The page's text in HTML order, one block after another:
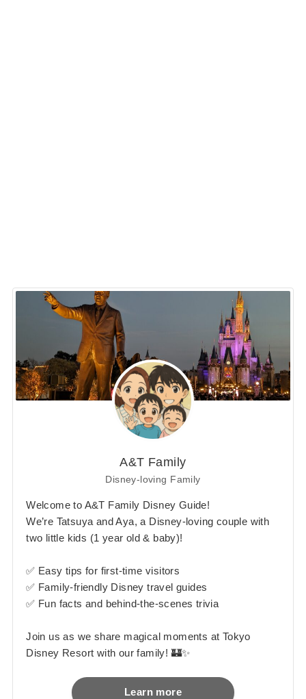
A&T Family
Disney-loving Family
Welcome to A&T Family Disney Guide!
We’re Tatsuya and Aya, a Disney-loving couple with
two little kids (1 year old & baby)!
✅ Easy tips for first-time visitors
✅ Family-friendly Disney travel guides
✅ Fun facts and behind-the-scenes trivia
Join us as we share magical moments at Tokyo
Disney Resort with our family! 🏰✨
Learn more